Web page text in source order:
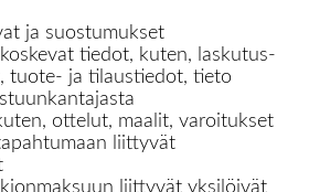
ja suostumukset
tiedot, kuten, laskutus-
tuote- ja tilaustiedot, tieto
ottelut, maalit, varoitukset
liittyvät
liittyvät yksilöivät